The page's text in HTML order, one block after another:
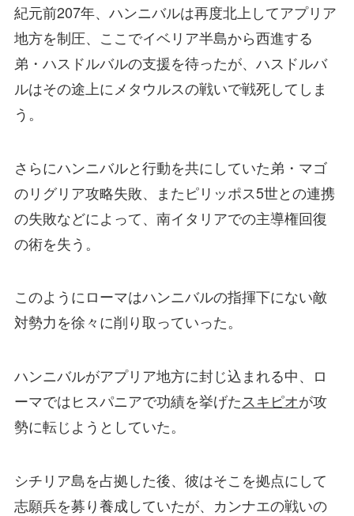
紀元前207年、ハンニバルは再度北上してアプリア
地方を制圧、ここでイベリア半島から西進する
弟・ハスドルバルの支援を待ったが、ハスドルバ
ルはその途上にメタウルスの戦いで戦死してしま
う。
さらにハンニバルと行動を共にしていた弟・マゴ
のリグリア攻略失敗、またピリッポス5世との連携
の失敗などによって、南イタリアでの主導権回復
の術を失う。
このようにローマはハンニバルの指揮下にない敵
対勢力を徐々に削り取っていった。
ハンニバルがアプリア地方に封じ込まれる中、ロ
ーマではヒスパニアで功績を挙げたスキピオが攻
勢に転じようとしていた。
シチリア島を占拠した後、彼はそこを拠点にして
志願兵を募り養成していたが、カンナエの戦いの